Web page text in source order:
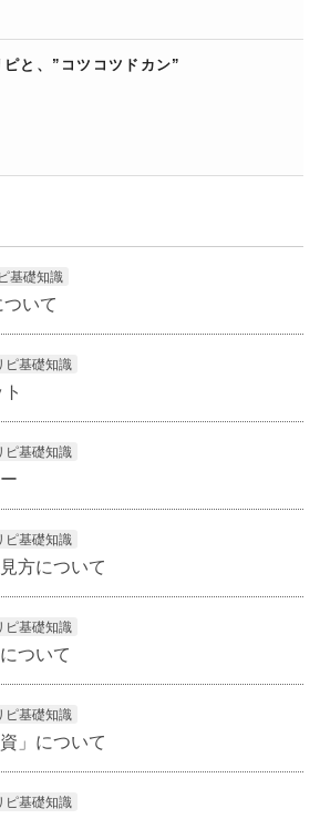
ピと、”コツコツドカン”
基礎知識
ついて
ピ基礎知識
ピ基礎知識
ピ基礎知識
方について
ピ基礎知識
ついて
ピ基礎知識
」について
ピ基礎知識